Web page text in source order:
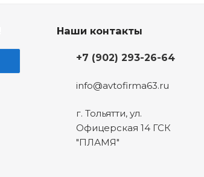
Наши контакты
+7 (902) 293-26-64
info@avtofirma63.ru
г. Тольятти, ул.
Офицерская 14 ГСК
"ПЛАМЯ"